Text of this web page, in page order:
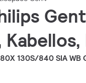
130S/840 SIA WB